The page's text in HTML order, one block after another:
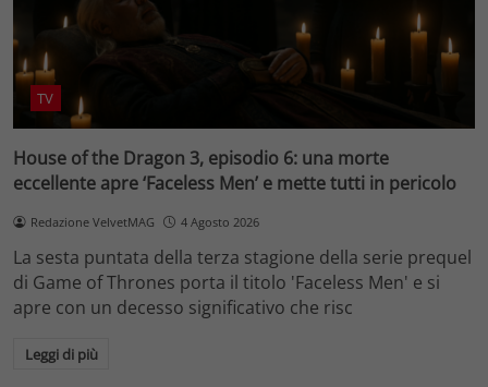
TV
House of the Dragon 3, episodio 6: una morte
eccellente apre ‘Faceless Men’ e mette tutti in pericolo
Redazione VelvetMAG 4 Agosto 2026
La sesta puntata della terza stagione della serie prequel
di Game of Thrones porta il titolo 'Faceless Men' e si
apre con un decesso significativo che risc
Leggi di più